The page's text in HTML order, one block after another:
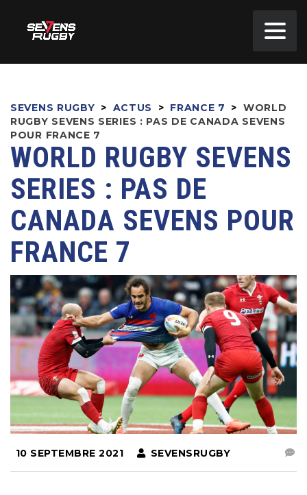
SEVENS RUGBY > ACTUS > FRANCE 7 > WORLD
RUGBY SEVENS SERIES : PAS DE CANADA SEVENS
POUR FRANCE 7
WORLD RUGBY SEVENS
SERIES : PAS DE
CANADA SEVENS POUR
FRANCE 7
10 SEPTEMBRE 2021 SEVENSRUGBY